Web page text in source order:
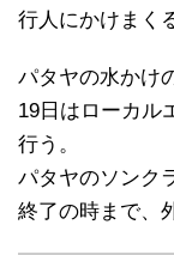
行人にかけまく
パタヤの水かけ
19日はローカル
行う。
パタヤのソンク
終了の時まで、